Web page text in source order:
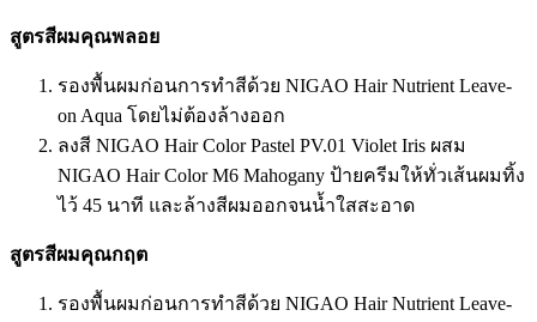
สูตรสีผมคุณพลอย
รองพื้นผมก่อนการทำสีด้วย NIGAO Hair Nutrient Leave-
on Aqua โดยไม่ต้องล้างออก
ลงสี NIGAO Hair Color Pastel PV.01 Violet Iris ผสม
NIGAO Hair Color M6 Mahogany ป้ายครีมให้ทั่วเส้นผมทิ้ง
ไว้ 45 นาที และล้างสีผมออกจนน้ำใสสะอาด
สูตรสีผมคุณกฤต
รองพื้นผมก่อนการทำสีด้วย NIGAO Hair Nutrient Leave-